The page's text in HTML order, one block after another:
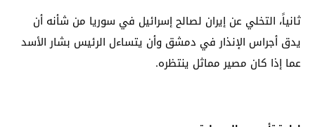
ثانياً، التخلي عن إيران لصالح إسرائيل في سوريا من شأنه أن
يدق أجراس الإنذار في دمشق وأن يتساءل الرئيس بشار الأسد
عما إذا كان مصير مماثل ينتظره.